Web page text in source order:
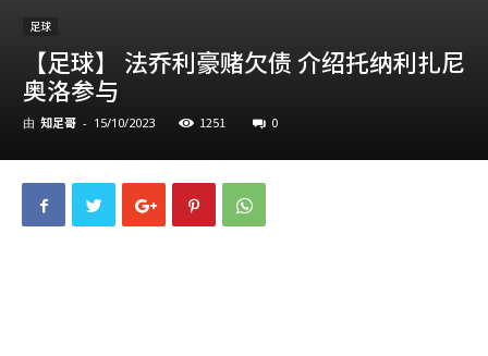
足球
【足球】 法乔利豪赌欠债 介绍托纳利扎尼
奥洛参与
由 知足哥 - 15/10/2023 1251 0